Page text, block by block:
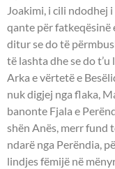
Joakimi, i cili ndodhej
qante për fatkeqësinë
ditur se do të
të lashta dhe se do
Arka e vërtetë e
nuk digjej nga flaka,
banonte Fjala e
shën Anës, merr fund
ndarë nga Perëndia,
lindjes fëmijë në